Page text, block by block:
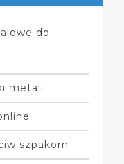
do
metali
szpakom